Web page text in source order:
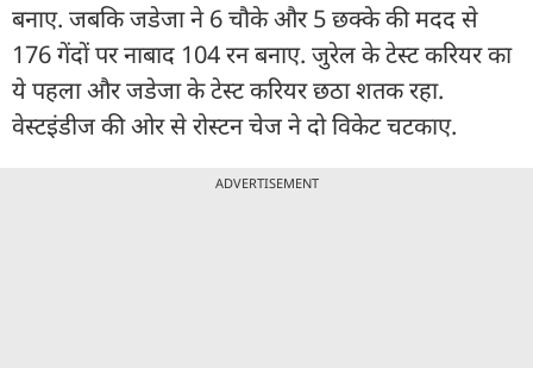
बनाए. जबकि जडेजा ने 6 चौके और 5 छक्के की मदद से
176 गेंदों पर नाबाद 104 रन बनाए. जुरेल के टेस्ट करियर का
ये पहला और जडेजा के टेस्ट करियर छठा शतक रहा.
वेस्टइंडीज की ओर से रोस्टन चेज ने दो विकेट चटकाए.
ADVERTISEMENT